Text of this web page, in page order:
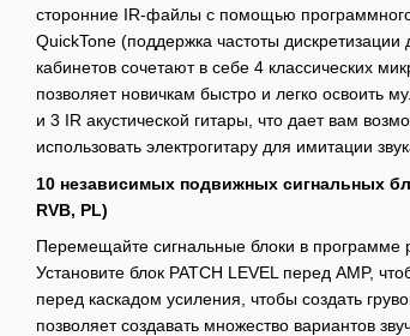
сторонние IR-файлы с помощью
QuickTone (поддержка частоты
кабинетов сочетают в себе 4 классических
позволяет новичкам быстро и легко освоить
и 3 IR акустической гитары, что дает вам
использовать электрогитару для имитации
10 независимых подвижных сигнальных
RVB, PL)
Перемещайте сигнальные блоки в программе
Установите блок PATCH LEVEL перед AMP,
перед каскадом усиления, чтобы создать
позволяет создавать множество вариантов